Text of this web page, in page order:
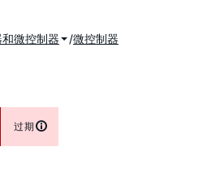
微控制器
微控制器
过期